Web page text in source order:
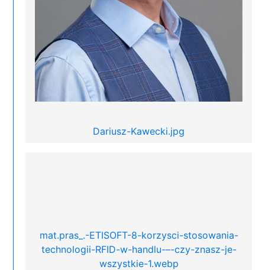
Dariusz-Kawecki.jpg
mat.pras_.-ETISOFT-8-korzysci-stosowania-
technologii-RFID-w-handlu-–-czy-znasz-je-
wszystkie-1.webp